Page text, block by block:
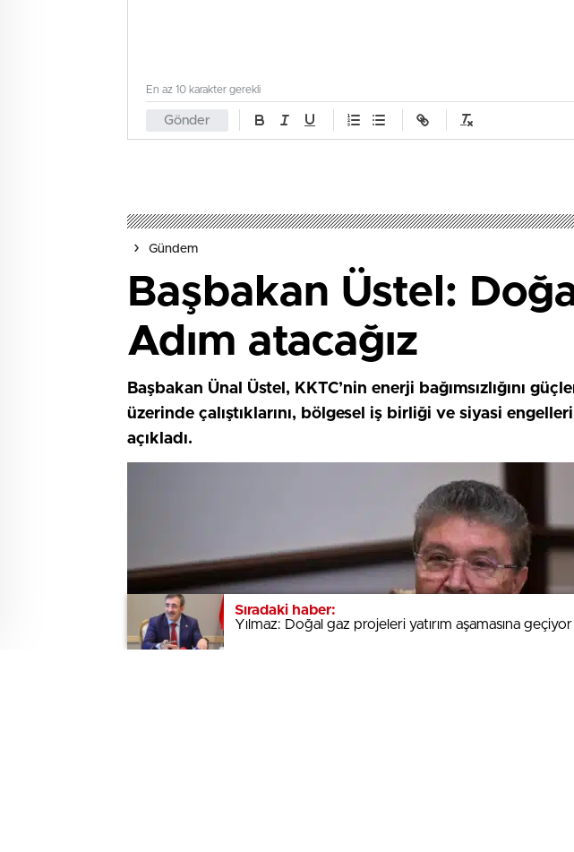
Gönder
En az 10 karakter gerekli
Sıradaki haber:
Yılmaz: Doğal gaz projeleri yatırım aşamasına geçiyor
Gündem
Başbakan Üstel:
Adım atacağız
Başbakan Ünal Üstel, KKTC’nin enerji bağımsızlığını
üzerinde çalıştıklarını, bölgesel iş birliği ve siyasi
açıkladı.
Sıradaki haber:
Yılmaz: Doğal gaz projeleri yatırım aşamasına geçiyor